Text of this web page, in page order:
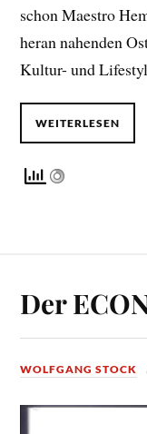
schon Maestro
heran nahenden
Kultur- und
WEITERLESEN
Der
WOLFGANG STOCK